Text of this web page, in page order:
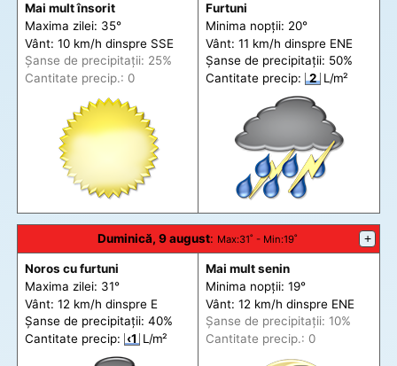
Mai mult însorit
Maxima zilei: 35°
Vânt: 10 km/h dinspre SSE
Șanse de precipitații: 25%
Cantitate precip.: 0
Furtuni
Minima nopții: 20°
Vânt: 11 km/h dinspre ENE
Șanse de precipitații: 50%
Cantitate precip:
2 L/m²
Duminică, 9 august: Max:31˚ - Min:19˚ +
Noros cu furtuni
Maxima zilei: 31°
Vânt: 12 km/h dinspre E
Șanse de precipitații: 40%
Cantitate precip: ‹1 L/m²
Mai mult senin
Minima nopții: 19°
Vânt: 12 km/h dinspre ENE
Șanse de precipitații: 10%
Cantitate precip.: 0